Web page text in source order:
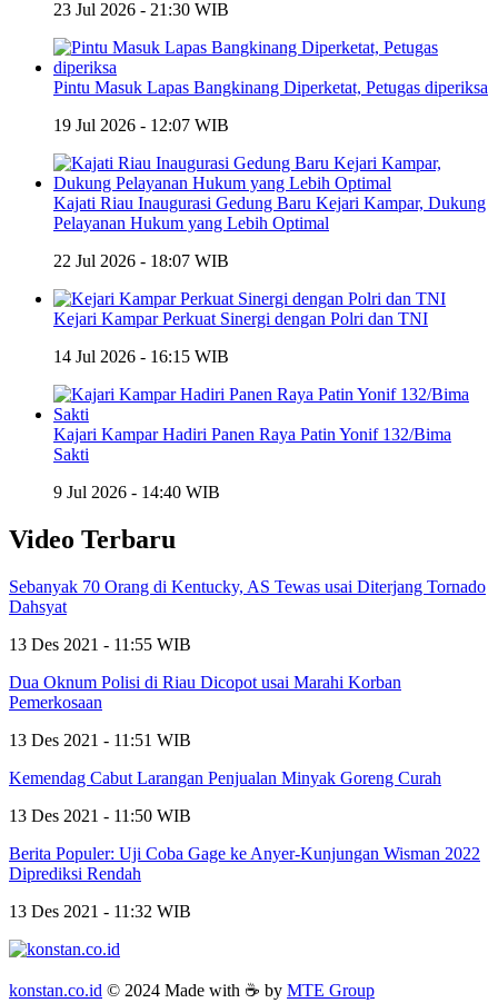
23 Jul 2026 - 21:30 WIB
Pintu Masuk Lapas Bangkinang Diperketat, Petugas diperiksa
19 Jul 2026 - 12:07 WIB
Kajati Riau Inaugurasi Gedung Baru Kejari Kampar, Dukung
Pelayanan Hukum yang Lebih Optimal
22 Jul 2026 - 18:07 WIB
Kejari Kampar Perkuat Sinergi dengan Polri dan TNI
14 Jul 2026 - 16:15 WIB
Kajari Kampar Hadiri Panen Raya Patin Yonif 132/Bima
Sakti
9 Jul 2026 - 14:40 WIB
Video Terbaru
Sebanyak 70 Orang di Kentucky, AS Tewas usai Diterjang Tornado
Dahsyat
13 Des 2021 - 11:55 WIB
Dua Oknum Polisi di Riau Dicopot usai Marahi Korban
Pemerkosaan
13 Des 2021 - 11:51 WIB
Kemendag Cabut Larangan Penjualan Minyak Goreng Curah
13 Des 2021 - 11:50 WIB
Berita Populer: Uji Coba Gage ke Anyer-Kunjungan Wisman 2022
Diprediksi Rendah
13 Des 2021 - 11:32 WIB
konstan.co.id © 2024 Made with ☕ by MTE Group